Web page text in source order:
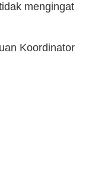
mengingat
Koordinator